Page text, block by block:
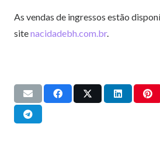
As vendas de ingressos estão
sitenacidadebh.com.br.